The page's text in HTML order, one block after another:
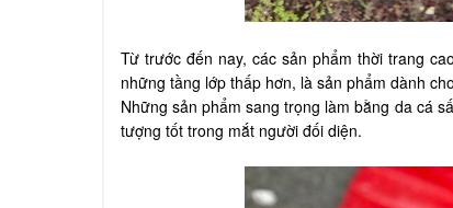
Từ trước đến nay, các sản phẩm thời trang
những tầng lớp thấp hơn, là sản phẩm dành
Những sản phẩm sang trọng làm bằng da cá
tượng tốt trong mắt người đối diện.